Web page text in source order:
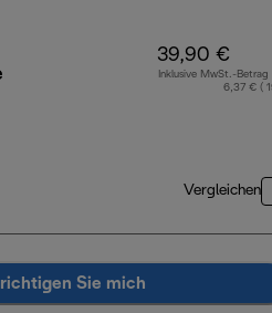
39,90 €
Inklusive MwSt.-Betrag
6,37 € (
Vergleichen
Sie mich